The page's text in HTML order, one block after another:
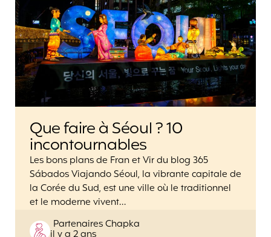
Que faire à Séoul ? 10
incontournables
Les bons plans de Fran et Vir du blog 365
Sábados Viajando Séoul, la vibrante capitale de
la Corée du Sud, est une ville où le traditionnel
et le moderne vivent…
Posted
Partenaires Chapka